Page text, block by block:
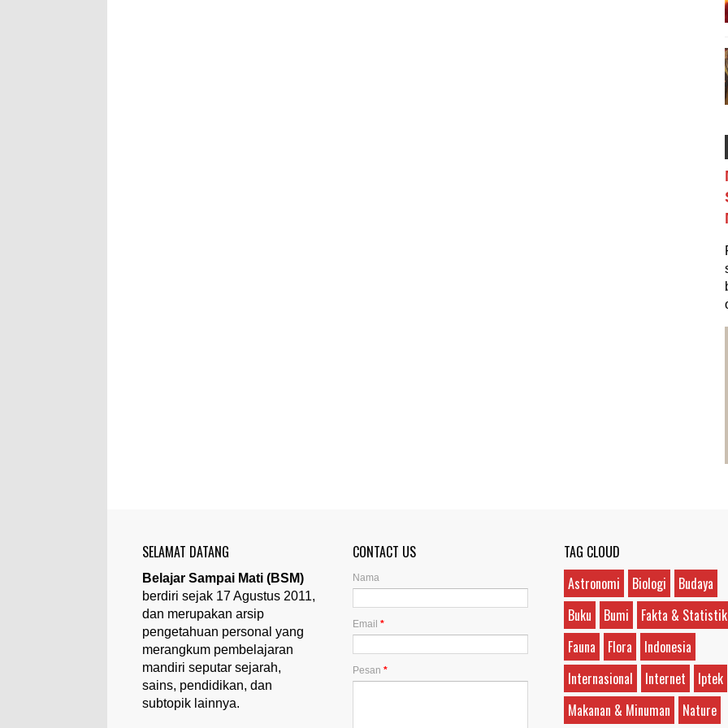
SELAMAT DATANG
Belajar Sampai Mati (BSM)
berdiri sejak 17 Agustus 2011,
dan merupakan arsip
pengetahuan personal yang
merangkum pembelajaran
mandiri seputar sejarah,
sains, pendidikan, dan
subtopik lainnya.
CONTACT US
Nama
Email*
Pesan*
TAG CLOUD
Astronomi
Biologi
Budaya
Buku
Bumi
Fakta & Statistik
Fauna
Flora
Indonesia
Internasional
Internet
Iptek
Makanan & Minuman
Nature